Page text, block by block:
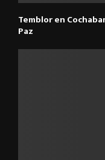
Temblor en
Paz